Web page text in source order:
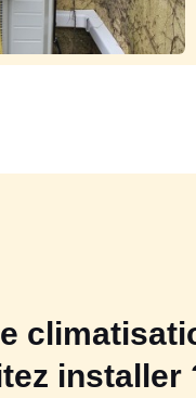
installer